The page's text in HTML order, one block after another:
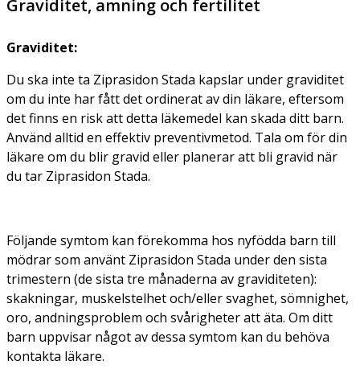
Graviditet, amning och fertilitet
Graviditet:
Du ska inte ta Ziprasidon Stada kapslar under graviditet
om du inte har fått det ordinerat av din läkare, eftersom
det finns en risk att detta läkemedel kan skada ditt barn.
Använd alltid en effektiv preventivmetod. Tala om för din
läkare om du blir gravid eller planerar att bli gravid när
du tar Ziprasidon Stada.
Följande symtom kan förekomma hos nyfödda barn till
mödrar som använt Ziprasidon Stada under den sista
trimestern (de sista tre månaderna av graviditeten):
skakningar, muskelstelhet och/eller svaghet, sömnighet,
oro, andningsproblem och svårigheter att äta. Om ditt
barn uppvisar något av dessa symtom kan du behöva
kontakta läkare.